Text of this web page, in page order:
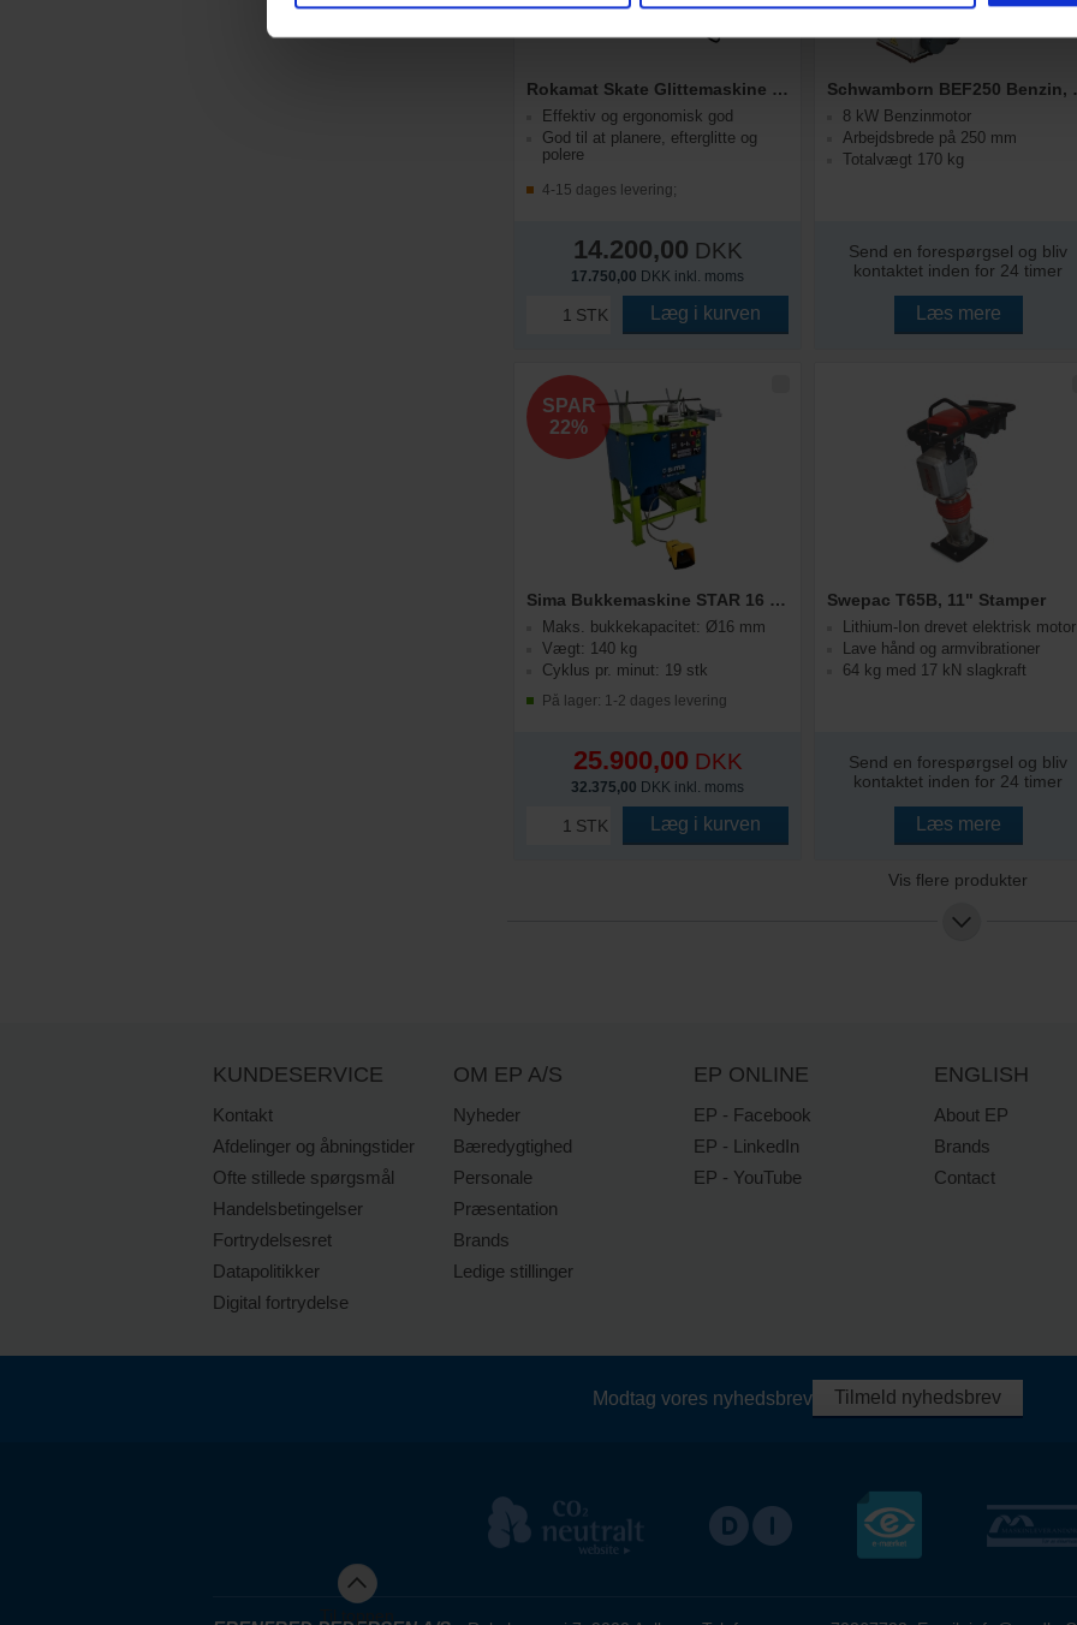
Rokamat Skate Glittemaskine 220V
Effektiv og ergonomisk god
God til at planere, efterglitte og
polere
4-15 dages levering;
14.200,00 DKK
17.750,00 DKK inkl. moms
STK Læg i kurven
8 kW Benzinmotor
Arbejdsbrede på 250 mm
Totalvægt 170 kg
Send en forespørgsel og bliv
kontaktet inden for 24 timer
Læs mere
Sima Bukkemaskine STAR 16 PRO
Maks. bukkekapacitet: Ø16 mm
Vægt: 140 kg
Cyklus pr. minut: 19 stk
På lager: 1-2 dages levering
25.900,00 DKK
32.375,00 DKK inkl. moms
STK Læg i kurven
SPAR
22%
Swepac T65B, 11" Stamper
Lithium-Ion drevet elektrisk motor
Lave hånd og armvibrationer
64 kg med 17 kN slagkraft
Send en forespørgsel og bliv
kontaktet inden for 24 timer
Læs mere
Vis flere produkter
KUNDESERVICE
Kontakt
Afdelinger og åbningstider
Ofte stillede spørgsmål
Handelsbetingelser
Fortrydelsesret
Datapolitikker
Digital fortrydelse
OM EP A/S
Nyheder
Bæredygtighed
Personale
Præsentation
Brands
Ledige stillinger
EP ONLINE
EP - Facebook
EP - LinkedIn
EP - YouTube
ENGLISH
About EP
Brands
Contact
Modtag vores nyhedsbrev Tilmeld nyhedsbrev